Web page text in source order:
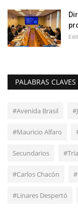
PALABRAS CLAVES
#Avenida Brasil
#Mauricio Alfaro
Secundarios
#Carlos Chacón
#Linares Despertó